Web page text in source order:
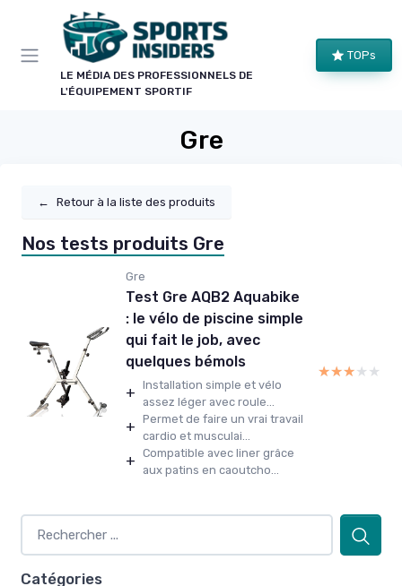
LE MÉDIA DES PROFESSIONNELS DE
L'ÉQUIPEMENT SPORTIF
TOPs
Gre
← Retour à la liste des produits
Nos tests produits Gre
Gre
Test Gre AQB2 Aquabike
: le vélo de piscine simple
qui fait le job, avec
quelques bémols
+ Installation simple et vélo
assez léger avec roule...
+ Permet de faire un vrai travail
cardio et musculai...
+ Compatible avec liner grâce
aux patins en caoutcho...
★★★★★
★★★★★
Catégories
Panneau de gestion des cookies